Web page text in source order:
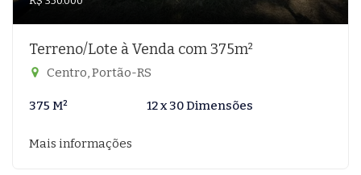
Terreno/Lote à Venda com 375m²
Centro, Portão-RS
375 M² 12 x 30 Dimensões
Mais informações